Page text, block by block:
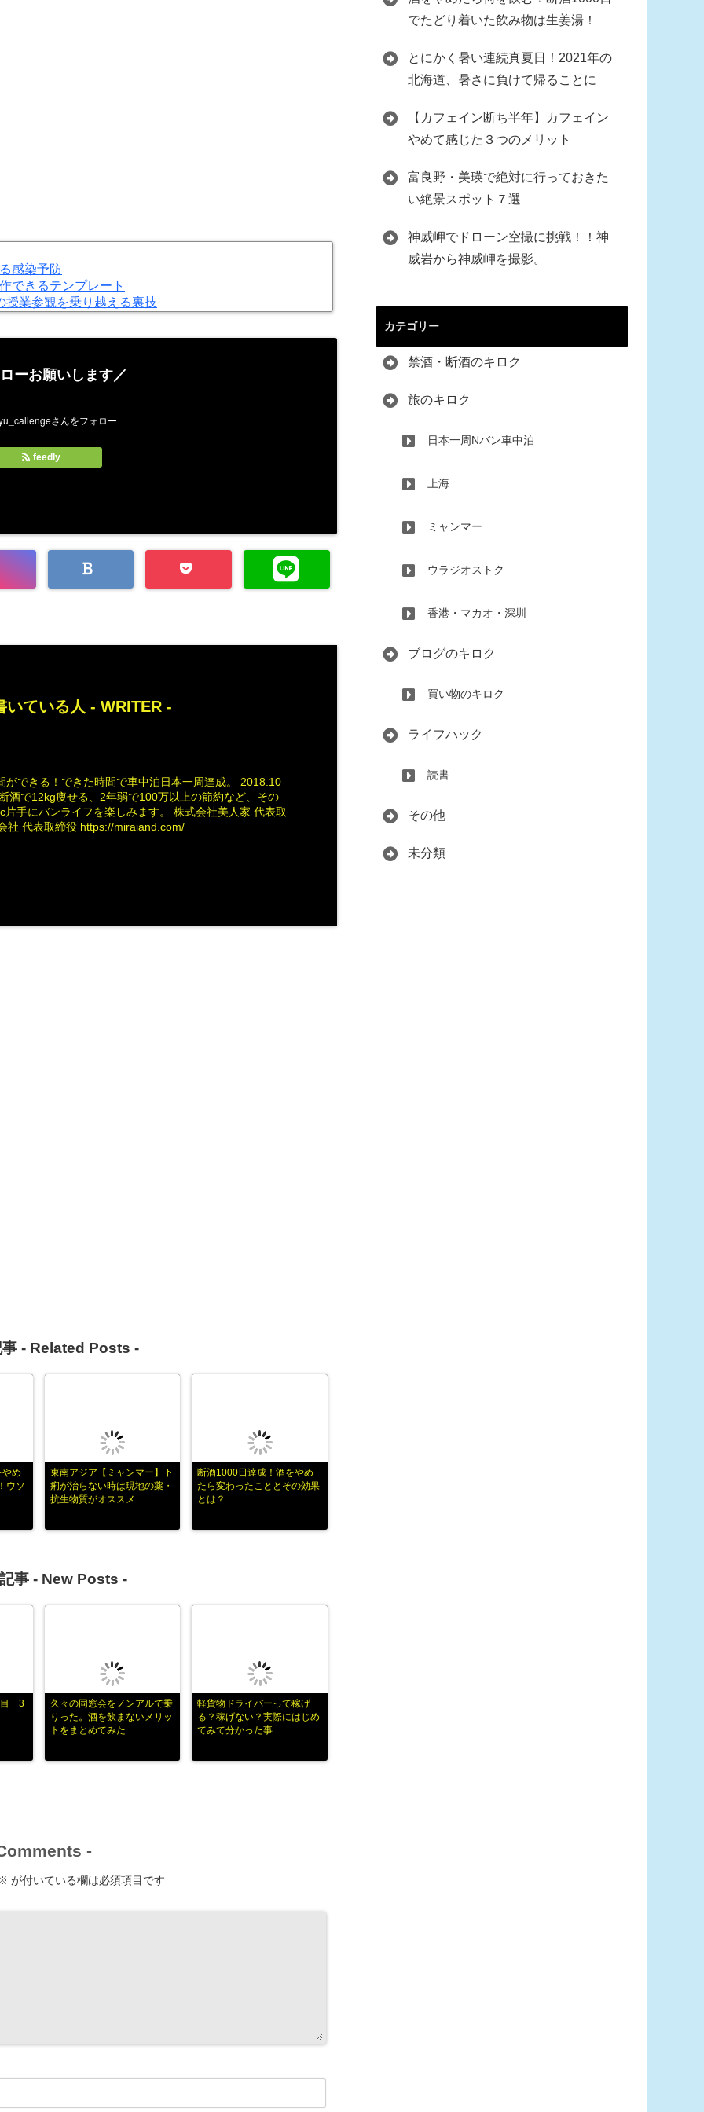
感染予防
できるテンプレート
授業参観を乗り越える裏技
ーお願いします／
feedly
いている人 - WRITER -
ができる！できた時間で車中泊日本一周達成。 2018.10
酒で12kg痩せる、2年弱で100万以上の節約など、その
片手にバンライフを楽しみます。 株式会社美人家 代表取
社 代表取締役 https://miraiand.com/
- Related Posts -
め
ウソ
東南アジア【ミャンマー】下
痢が治らない時は現地の薬・
抗生物質がオススメ
断酒1000日達成！酒をやめ
たら変わったこととその効果
とは？
事 - New Posts -
目 3
久々の同窓会をノンアルで乗
りった。酒を飲まないメリッ
トをまとめてみた
軽貨物ドライバーって稼げ
る？稼げない？実際にはじめ
てみて分かった事
-
が付いている欄は必須項目です
でたどり着いた飲み物は生姜湯！
とにかく暑い連続真夏日！2021年の
北海道、暑さに負けて帰ることに
【カフェイン断ち半年】カフェイン
やめて感じた３つのメリット
富良野・美瑛で絶対に行っておきた
い絶景スポット７選
神威岬でドローン空撮に挑戦！！神
威岩から神威岬を撮影。
カテゴリー
禁酒・断酒のキロク
旅のキロク
日本一周Nバン車中泊
上海
ミャンマー
ウラジオストク
香港・マカオ・深圳
ブログのキロク
買い物のキロク
ライフハック
読書
その他
未分類